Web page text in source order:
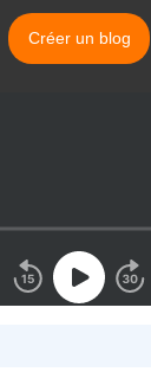
Créer un blog